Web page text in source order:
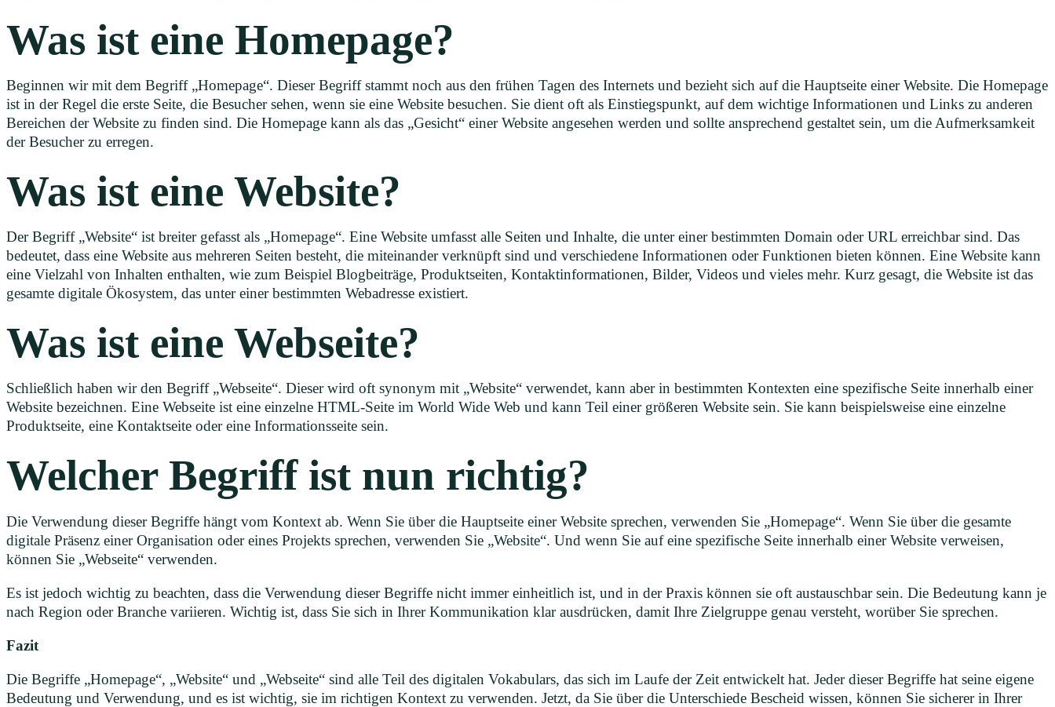
Was ist eine Homepage?
Beginnen wir mit dem Begriff „Homepage“. Dieser Begriff stammt noch aus den frühen Tagen des Internets und bezieht sich auf die Hauptseite einer Website. Die Homepage
ist in der Regel die erste Seite, die Besucher sehen, wenn sie eine Website besuchen. Sie dient oft als Einstiegspunkt, auf dem wichtige Informationen und Links zu anderen
Bereichen der Website zu finden sind. Die Homepage kann als das „Gesicht“ einer Website angesehen werden und sollte ansprechend gestaltet sein, um die Aufmerksamkeit
der Besucher zu erregen.
Was ist eine Website?
Der Begriff „Website“ ist breiter gefasst als „Homepage“. Eine Website umfasst alle Seiten und Inhalte, die unter einer bestimmten Domain oder URL erreichbar sind. Das
bedeutet, dass eine Website aus mehreren Seiten besteht, die miteinander verknüpft sind und verschiedene Informationen oder Funktionen bieten können. Eine Website kann
eine Vielzahl von Inhalten enthalten, wie zum Beispiel Blogbeiträge, Produktseiten, Kontaktinformationen, Bilder, Videos und vieles mehr. Kurz gesagt, die Website ist das
gesamte digitale Ökosystem, das unter einer bestimmten Webadresse existiert.
Was ist eine Webseite?
Schließlich haben wir den Begriff „Webseite“. Dieser wird oft synonym mit „Website“ verwendet, kann aber in bestimmten Kontexten eine spezifische Seite innerhalb einer
Website bezeichnen. Eine Webseite ist eine einzelne HTML-Seite im World Wide Web und kann Teil einer größeren Website sein. Sie kann beispielsweise eine einzelne
Produktseite, eine Kontaktseite oder eine Informationsseite sein.
Welcher Begriff ist nun richtig?
Die Verwendung dieser Begriffe hängt vom Kontext ab. Wenn Sie über die Hauptseite einer Website sprechen, verwenden Sie „Homepage“. Wenn Sie über die gesamte
digitale Präsenz einer Organisation oder eines Projekts sprechen, verwenden Sie „Website“. Und wenn Sie auf eine spezifische Seite innerhalb einer Website verweisen,
können Sie „Webseite“ verwenden.
Es ist jedoch wichtig zu beachten, dass die Verwendung dieser Begriffe nicht immer einheitlich ist, und in der Praxis können sie oft austauschbar sein. Die Bedeutung kann je
nach Region oder Branche variieren. Wichtig ist, dass Sie sich in Ihrer Kommunikation klar ausdrücken, damit Ihre Zielgruppe genau versteht, worüber Sie sprechen.
Fazit
Die Begriffe „Homepage“, „Website“ und „Webseite“ sind alle Teil des digitalen Vokabulars, das sich im Laufe der Zeit entwickelt hat. Jeder dieser Begriffe hat seine eigene
Bedeutung und Verwendung, und es ist wichtig, sie im richtigen Kontext zu verwenden. Jetzt, da Sie über die Unterschiede Bescheid wissen, können Sie sicherer in Ihrer